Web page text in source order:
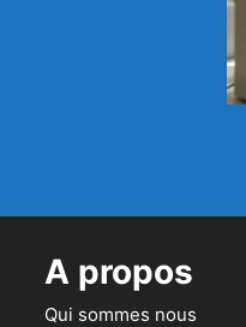
A propos
Qui sommes nous